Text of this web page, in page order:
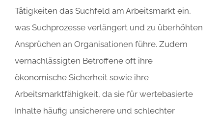
Tätigkeiten das Suchfeld am Arbeitsmarkt ein,
was Suchprozesse verlängert und zu überhöhten
Ansprüchen an Organisationen führe. Zudem
vernachlässigten Betroffene oft ihre
ökonomische Sicherheit sowie ihre
Arbeitsmarktfähigkeit, da sie für wertebasierte
Inhalte häufig unsicherere und schlechter